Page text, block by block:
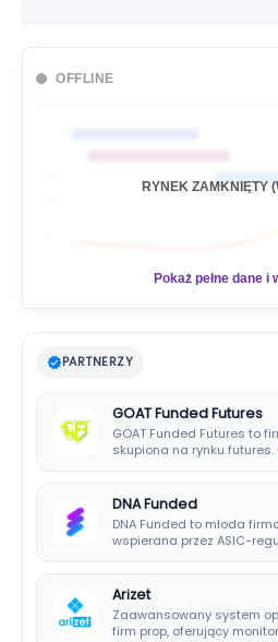
OFFLINE
RYNEK ZAMKNIĘTY
Pokaż pełne dane
PARTNERZY
GOAT Funded Futures
GOAT Funded Futures to
skupiona na rynku futures.
DNA Funded
DNA Funded to młoda
wspierana przez ASIC-
Arizet
Zaawansowany system
firm prop, oferujący